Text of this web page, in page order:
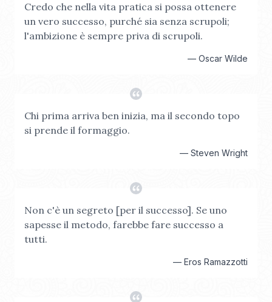
Credo che nella vita pratica si possa ottenere
un vero successo, purché sia senza scrupoli;
l'ambizione è sempre priva di scrupoli.
— Oscar Wilde
Chi prima arriva ben inizia, ma il secondo topo
si prende il formaggio.
— Steven Wright
Non c'è un segreto [per il successo]. Se uno
sapesse il metodo, farebbe fare successo a
tutti.
— Eros Ramazzotti